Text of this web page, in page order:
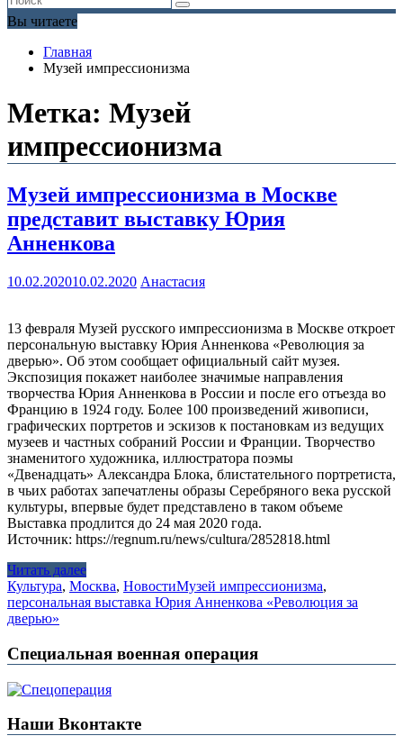
Вы читаете
Главная
Музей импрессионизма
Метка: Музей
импрессионизма
Музей импрессионизма в Москве
представит выставку Юрия
Анненкова
10.02.202010.02.2020 Анастасия
13 февраля Музей русского импрессионизма в Москве откроет
персональную выставку Юрия Анненкова «Революция за
дверью». Об этом сообщает официальный сайт музея.
Экспозиция покажет наиболее значимые направления
творчества Юрия Анненкова в России и после его отъезда во
Францию в 1924 году. Более 100 произведений живописи,
графических портретов и эскизов к постановкам из ведущих
музеев и частных собраний России и Франции. Творчество
знаменитого художника, иллюстратора поэмы
«Двенадцать» Александра Блока, блистательного портретиста,
в чьих работах запечатлены образы Серебряного века русской
культуры, впервые будет представлено в таком объеме
Выставка продлится до 24 мая 2020 года.
Источник: https://regnum.ru/news/cultura/2852818.html
Читать далее
Культура, Москва, НовостиМузей импрессионизма,
персональная выставка Юрия Анненкова «Революция за
дверью»
Специальная военная операция
Наши Вконтакте